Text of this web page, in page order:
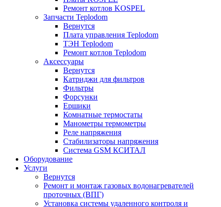
Ремонт котлов KOSPEL
Запчасти Teplodom
Вернутся
Плата управления Teplodom
ТЭН Teplodom
Ремонт котлов Teplodom
Аксессуары
Вернутся
Катриджи для фильтров
Фильтры
Форсунки
Ершики
Комнатные термостаты
Манометры термометры
Реле напряжения
Стабилизаторы напряжения
Система GSM КСИТАЛ
Оборудование
Услуги
Вернутся
Ремонт и монтаж газовых водонагревателей
проточных (ВПГ)
Установка системы удаленного контроля и